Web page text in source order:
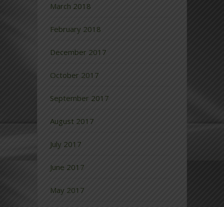
March 2018
February 2018
December 2017
October 2017
September 2017
August 2017
July 2017
June 2017
May 2017